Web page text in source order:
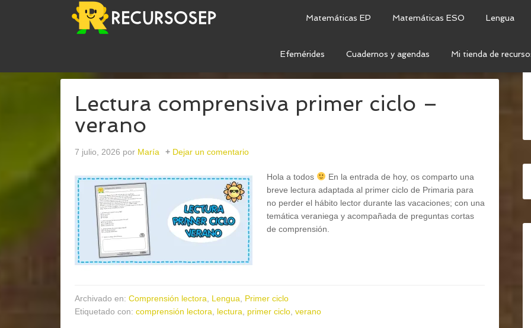
Matemáticas EP Matemáticas ESO Lengua
Efemérides Cuadernos y agendas Mi tienda de
Lectura comprensiva primer ciclo –
verano
7 julio, 2026 por María Dejar un comentario
Hola a todos
En la entrada de hoy, os comparto una
breve lectura adaptada al primer ciclo de Primaria para
no perder el hábito lector durante las vacaciones; con una
temática veraniega y acompañada de preguntas cortas
de comprensión.
Archivado en: Comprensión lectora Lengua
Primer ciclo
Etiquetado con: comprensión lectora lectura primer ciclo verano